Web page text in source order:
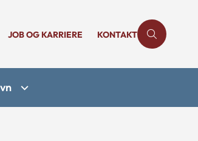
JOB OG KARRIERE KONTAKT